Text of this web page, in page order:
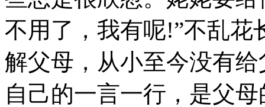
不用了，我有呢!”不乱花
解父母，从小至今没有
自己的一言一行，是父